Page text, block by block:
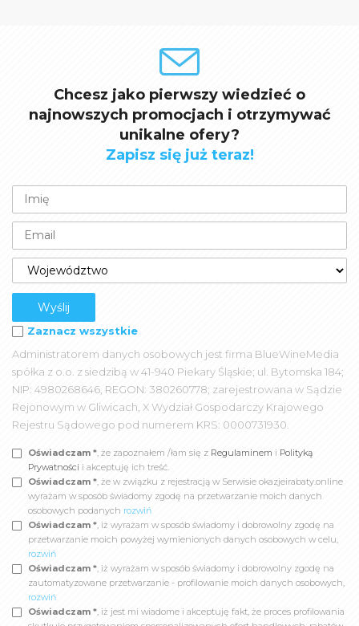
Chcesz jako pierwszy wiedzieć o
najnowszych promocjach i otrzymywać
unikalne ofery?
Zapisz się już teraz!
Zaznacz wszystkie
Administratorem danych osobowych jest firma BlueWineMedia
spółka z o.o. z siedzibą w 41-940 Piekary Śląskie; ul. Bytomska 184;
NIP: 4980268646, REGON: 380260778; zarejestrowana w Sądzie
Rejonowym w Gliwicach, X Wydział Gospodarczy Krajowego
Rejestru Sądowego pod numerem KRS: 0000731930.
Oświadczam *, że zapoznałem /łam się z Regulaminem i Polityką
Prywatności i akceptuję ich treść.
Oświadczam *, że w związku z rejestracją w Serwisie okazjeirabaty.online
wyrażam w sposób świadomy zgodę na przetwarzanie moich danych
osobowych podanych rozwiń
Oświadczam *, iż wyrażam w sposób świadomy i dobrowolny zgodę na
przetwarzanie moich powyżej wymienionych danych osobowych w celu,
rozwiń
Oświadczam *, iż wyrażam w sposób świadomy i dobrowolny zgodę na
zautomatyzowane przetwarzanie - profilowanie moich danych osobowych,
rozwiń
Oświadczam *, iż jest mi wiadome i akceptuję fakt, że proces profilowania